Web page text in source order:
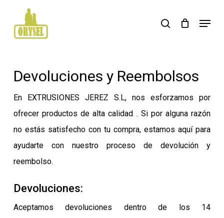
main
search Menu
Devoluciones y Reembolsos
En EXTRUSIONES JEREZ S.L, nos esforzamos por
ofrecer productos de alta calidad . Si por alguna razón
no estás satisfecho con tu compra, estamos aquí para
ayudarte con nuestro proceso de devolución y
reembolso.
Devoluciones:
Aceptamos devoluciones dentro de los 14